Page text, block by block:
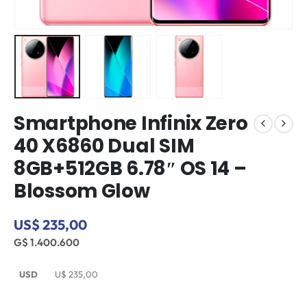
Smartphone Infinix Zero
40 X6860 Dual SIM
8GB+512GB 6.78″ OS 14 –
Blossom Glow
US$ 235,00
G$ 1.400.600
USD U$ 235,00